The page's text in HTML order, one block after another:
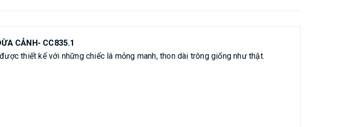
CẢNH- CC835.1
thiết kế với những chiếc lá mỏng manh, thon dài trông giống như thật.